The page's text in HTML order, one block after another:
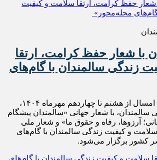
با شعار حفظ کرامت، ارتقا
زندگی سالمندان با گام‌های
هفته ملی سالمندان امسال از هشتم تا چهاردهم مهرماه ۱۴۰۴،
سالمندان، با شعار جهانی «سالمندان پیشگام
آرزوها، رفاه و حقوق ما» و شعار ملی
و کیفیت زندگی سالمندان با گام‌های
کشور برگزار می‌شود.